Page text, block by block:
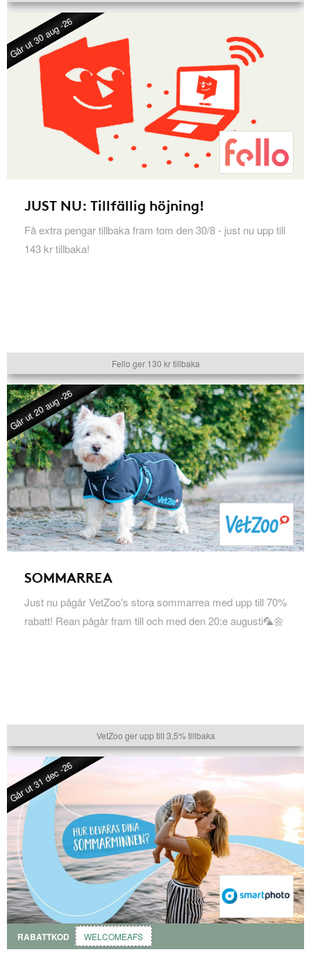
Går ut 30 aug -26
JUST NU: Tillfällig höjning!
Få extra pengar tillbaka fram tom den 30/8 - just nu upp till
143 kr tillbaka!
Fello ger 130 kr tillbaka
Går ut 20 aug -26
SOMMARREA
Just nu pågår VetZoo's stora sommarrea med upp till 70%
rabatt! Rean pågår fram till och med den 20:e augusti🦜🌼
VetZoo ger upp till 3,5% tillbaka
Går ut 31 dec -26
RABATTKOD WELCOMEAFS